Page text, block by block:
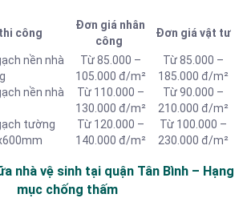
công
Đơn giá nhân
công
Đơn giá vật tư
nền nhà
Từ 85.000 –
105.000 đ/m²
Từ 85.000 –
185.000 đ/m²
nền nhà
Từ 110.000 –
130.000 đ/m²
Từ 90.000 –
210.000 đ/m²
tường
Từ 120.000 –
140.000 đ/m²
Từ 100.000 –
230.000 đ/m²
nhà vệ sinh tại quận Tân Bình – Hạng
mục chống thấm